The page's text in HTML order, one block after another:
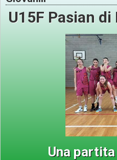
U15F Pasian
Una